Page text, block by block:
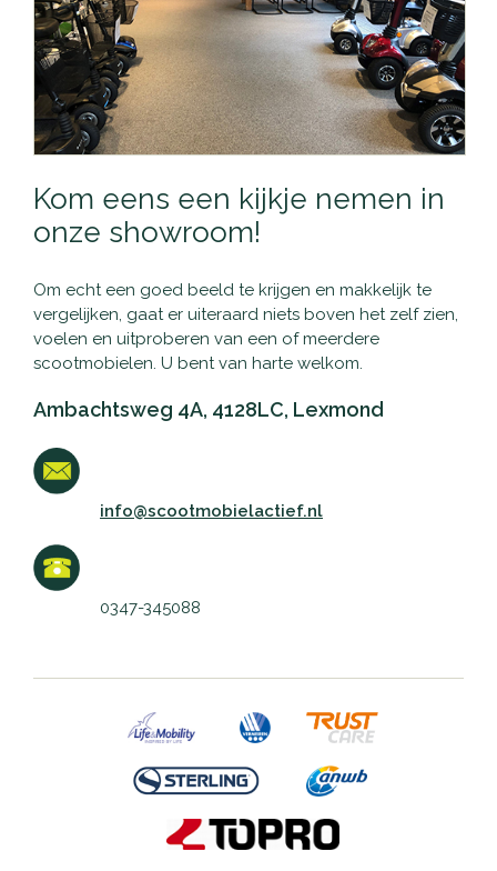
Kom eens een kijkje nemen in
onze showroom!
Om echt een goed beeld te krijgen en makkelijk te
vergelijken, gaat er uiteraard niets boven het zelf zien,
voelen en uitproberen van een of meerdere
scootmobielen. U bent van harte welkom.
Ambachtsweg 4A, 4128LC, Lexmond
info@scootmobielactief.nl
0347-345088